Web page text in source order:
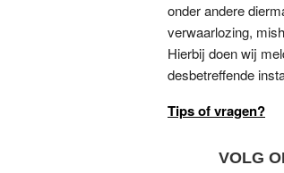
onder andere
verwaarlozing,
Hierbij doen wij
desbetreffende
Tips of vragen?
VOLG